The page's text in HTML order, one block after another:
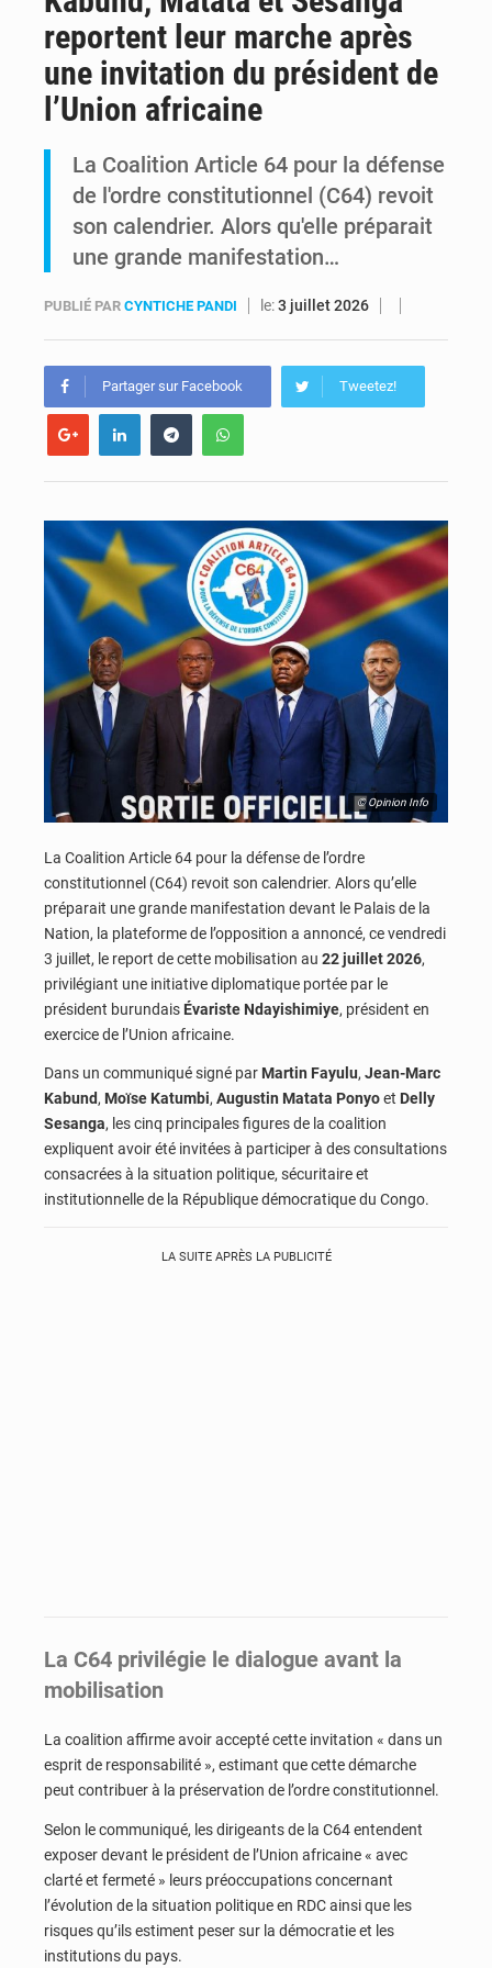
Kinshasa : Le Gouvernement provincial annonce la construction imminente du boulevard Étienne Tshisekedi
Ebola Bundibugyo : Tshisekedi mobilise le Gouvernement, l’OMS et Africa CDC pour renforcer la riposte
reportent leur marche après
une invitation du président de
l’Union africaine
La Coalition Article 64 pour la défense
de l'ordre constitutionnel (C64) revoit
son calendrier. Alors qu'elle préparait
une grande manifestation…
PUBLIÉ PAR CYNTICHE PANDI le:3 juillet 2026
Partager sur Facebook Tweetez!
© Opinion Info
La Coalition Article 64 pour la défense de l’ordre
constitutionnel (C64) revoit son calendrier. Alors qu’elle
préparait une grande manifestation devant le Palais de la
Nation, la plateforme de l’opposition a annoncé, ce vendredi
3 juillet, le report de cette mobilisation au 22 juillet 2026,
privilégiant une initiative diplomatique portée par le
président burundais Évariste Ndayishimiye, président en
exercice de l’Union africaine.
Dans un communiqué signé par Martin Fayulu, Jean-Marc
Kabund, Moïse Katumbi, Augustin Matata Ponyoet Delly
Sesanga, les cinq principales figures de la coalition
expliquent avoir été invitées à participer à des consultations
consacrées à la situation politique, sécuritaire et
institutionnelle de la République démocratique du Congo.
LA SUITE APRÈS LA PUBLICITÉ
La C64 privilégie le dialogue avant la
mobilisation
La coalition affirme avoir accepté cette invitation « dans un
esprit de responsabilité », estimant que cette démarche
peut contribuer à la préservation de l’ordre constitutionnel.
Selon le communiqué, les dirigeants de la C64 entendent
exposer devant le président de l’Union africaine « avec
clarté et fermeté » leurs préoccupations concernant
l’évolution de la situation politique en RDC ainsi que les
risques qu’ils estiment peser sur la démocratie et les
institutions du pays.